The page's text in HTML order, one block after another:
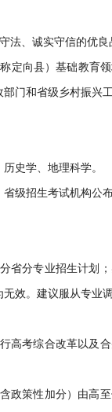
法、诚实守信的优良
定向县）基础教育
门和省级乡村振兴
史学、地理科学。
级招生考试机构公布
省分专业招生计划
效。建议服从专业
高考综合改革以及
政策性加分）由高